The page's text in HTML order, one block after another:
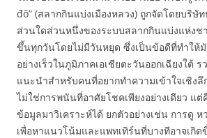
đô” (สลากกินแบ่งเมืองหลวง) ถูกจัดโดยบริษั
ส่วนใดส่วนหนึ่งของระบบสลากกินแบ่งแห่งช
ขึ้นทุกวันโดยไม่มีวันหยุด ซึ่งเป็นข้อดีที่ทำให้
อย่างเร็วในภูมิภาคเอเชียตะวันออกเฉียงใต้
แนะนำสำหรับคนที่อยากทำความเข้าใจเชิง
ไม่ใช่การพนันที่อาศัยโชคเพียงอย่างเดียว แ
ข้อมูลมาวิเคราะห์ได้ ยกตัวอย่างเช่น การดู
เพื่อหาแนวโน้มและแพทเทิร์นที่บางทีอาจเกิ